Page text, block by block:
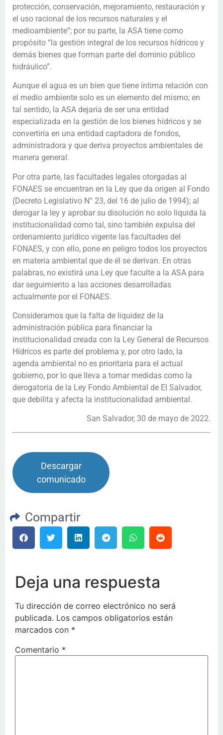
protección, conservación, mejoramiento, restauración y
el uso racional de los recursos naturales y el
medioambiente”; por su parte, la ASA tiene como
propósito “la gestión integral de los recursos hídricos y
demás bienes que forman parte del dominio público
hidráulico”.
Aunque el agua es un bien que tiene íntima relación con
el medio ambiente solo es un elemento del mismo; en
tal sentido, la ASA dejaría de ser una entidad
especializada en la gestión de los bienes hídricos y se
convertiría en una entidad captadora de fondos,
administradora y que deriva proyectos ambientales de
manera general.
Por otra parte, las facultades legales otorgadas al
FONAES se encuentran en la Ley que da origen al Fondo
(Decreto Legislativo N° 23, del 16 de julio de 1994); al
derogar la ley y aprobar su disolución no solo liquida la
institucionalidad como tal, sino también expulsa del
ordenamiento jurídico vigente las facultades del
FONAES, y con ello, pone en peligro todos los proyectos
en materia ambiental que de él se derivan. En otras
palabras, no existirá una Ley que faculte a la ASA para
dar seguimiento a las acciones desarrolladas
actualmente por el FONAES.
Consideramos que la falta de liquidez de la
administración pública para financiar la
institucionalidad creada con la Ley General de Recursos
Hídricos es parte del problema y, por otro lado, la
agenda ambiental no es prioritaria para el actual
gobierno, por lo que lleva a tomar medidas como la
derogatoria de la Ley Fondo Ambiental de El Salvador,
que debilita y afecta la institucionalidad ambiental.
San Salvador, 30 de mayo de 2022.
Descargar
comunicado
Compartir
Deja una respuesta
Tu dirección de correo electrónico no será
publicada. Los campos obligatorios están
marcados con *
Comentario *